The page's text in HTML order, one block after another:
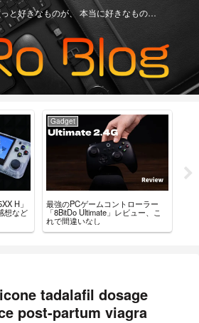
と好きなものが、 本当に好きなもの…
用 カスタム
GarlicOS」導入
Game Device
「RG505 VS Retroid Pocket3+」
結局どっちが良いんだい？僕の
論を書いておきます。
tadalafil dosage
post-partum viagra